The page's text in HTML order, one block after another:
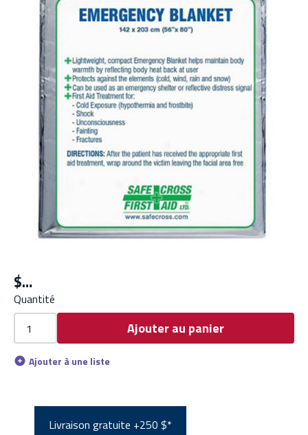
$
Quantité
Ajouter au panier
Ajouter à une liste
Livraison gratuite +250 $*